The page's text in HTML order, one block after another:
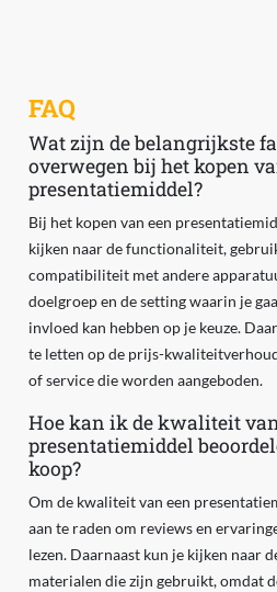
FAQ
Wat zijn de belangrijkste
overwegen bij het kopen
presentatiemiddel?
Bij het kopen van een
kijken naar de functionaliteit,
compatibiliteit met andere
doelgroep en de setting waarin je
invloed kan hebben op je keuze.
te letten op de prijs-
of service die worden aangeboden.
Hoe kan ik de kwaliteit
presentatiemiddel
koop?
Om de kwaliteit van een
aan te raden om reviews en
lezen. Daarnaast kun je kijken naar
materialen die zijn gebruikt, omdat